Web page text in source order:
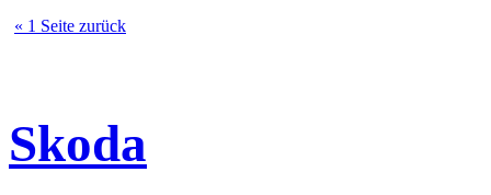
« 1 Seite zurück
Skoda